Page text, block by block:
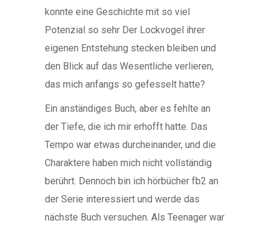
konnte eine Geschichte mit so viel
Potenzial so sehr Der Lockvogel ihrer
eigenen Entstehung stecken bleiben und
den Blick auf das Wesentliche verlieren,
das mich anfangs so gefesselt hatte?
Ein anständiges Buch, aber es fehlte an
der Tiefe, die ich mir erhofft hatte. Das
Tempo war etwas durcheinander, und die
Charaktere haben mich nicht vollständig
berührt. Dennoch bin ich hörbücher fb2 an
der Serie interessiert und werde das
nächste Buch versuchen. Als Teenager war